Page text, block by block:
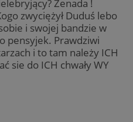
Żenada !
zwyciężył Duduś lebo
i swojej bandzie w
pensyjek. Prawdziwi
i to tam należy ICH
sie do ICH chwały WY